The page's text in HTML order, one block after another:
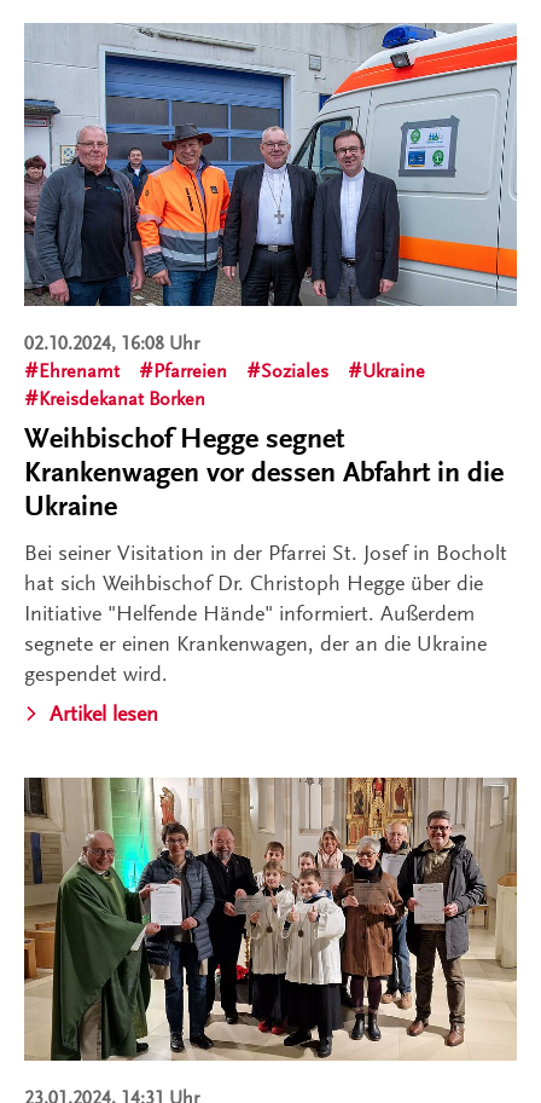
02.10.2024, 16:08 Uhr
Ehrenamt
Pfarreien Soziales
Ukraine
Kreisdekanat Borken
Weihbischof Hegge segnet
Krankenwagen vor dessen Abfahrt in die
Ukraine
Bei seiner Visitation in der Pfarrei St. Josef in Bocholt
hat sich Weihbischof Dr. Christoph Hegge über die
Initiative "Helfende Hände" informiert. Außerdem
segnete er einen Krankenwagen, der an die Ukraine
gespendet wird.
Artikel lesen
23.01.2024, 14:31 Uhr